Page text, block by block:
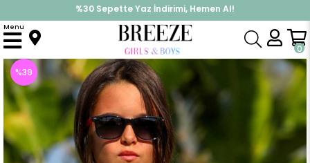
%30 Sepette Yaz İndirimi, Hemen Al!
İndirimlere ek %10 İndirimi Kap, Hemen Üye Ol!
0
Menu
Anasayfa Üst Giyim Uzun Kollu Tişört Kız Çocuk Bluz Çiçek Desenli Lacivert (10-16 Yaş)
%39
İndirim